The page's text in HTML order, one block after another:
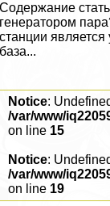
Содержание
генератором
станции
база...
Notice:
/var/www/
on line 15
Notice:
/var/www/
on line 19